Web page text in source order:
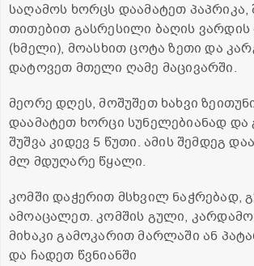
საღამოს ხორცს დაამატეთ
თითებით გასრესილი ბაღის
(ხმელი), მოასხით ცოტა ზეთი და
დატოვეთ მთელი ღამე მაცივარში.
მეორე დღეს, მოშუშეთ ხახვი
დაამატეთ ხორცი სუნელებიანად და
შუშვა კიდევ 5 წუთი. ამის შემდეგ
მლ მდუღარე წყალი.
კომში დაჭერით მსხვილ ნაჭრებად,
ამოაცალეთ. კომშის გული,
მიხაკი გამოკარით მარლაში ან
და ჩადეთ წვნიანში